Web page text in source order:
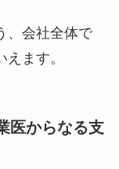
ためには、